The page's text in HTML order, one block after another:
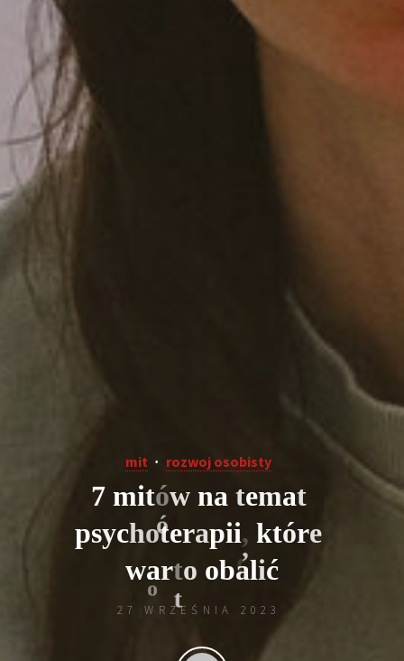
mit rozwoj osobisty
7 mitó
ó
w na temat
psychoterapii, które
warto obalić
27 WRZEŚNIA 2023